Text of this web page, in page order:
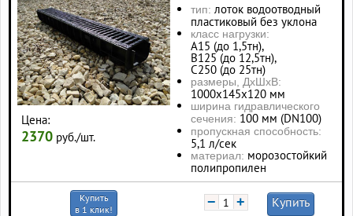
Цена:
2370 руб./шт.
тип: лоток водоотводный
пластиковый без уклона
класс нагрузки:
А15 (до 1,5тн),
В125 (до 12,5тн),
С250 (до 25тн)
размеры, ДхШхВ:
1000х145х120 мм
ширина гидравлического
сечения: 100 мм (DN100)
пропускная способность:
5,1 л/сек
материал: морозостойкий
полипропилен
Купить
в 1 клик!
− + Купить